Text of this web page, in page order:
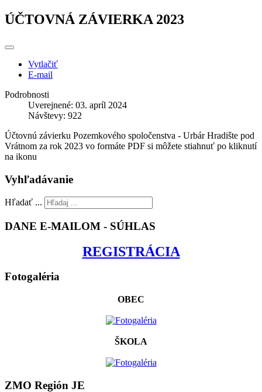
ÚČTOVNÁ ZÁVIERKA 2023
Vytlačiť
E-mail
Podrobnosti
Uverejnené: 03. apríl 2024
Návštevy: 922
Účtovnú závierku Pozemkového spoločenstva - Urbár Hradište pod
Vrátnom za rok 2023 vo formáte PDF si môžete stiahnuť po kliknutí
na ikonu
Vyhľadávanie
Hľadať ...
DANE E-MAILOM - SÚHLAS
REGISTRÁCIA
Fotogaléria
OBEC
ŠKOLA
ZMO Región JE